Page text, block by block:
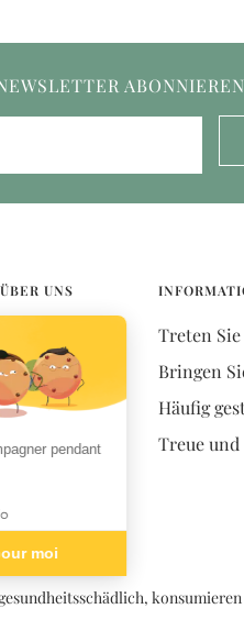
ABONNIEREN
UNS
Treten Sie
Bringen
Häufig
Treue